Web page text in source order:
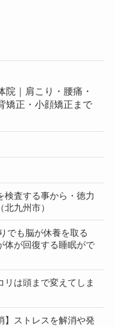
院｜肩こり・腰痛・
矯正・小顔矯正まで
検査する事から・徳力
九州市）
でも脳が休養を取る
体が回復する睡眠がで
リは頭まで変えてしま
】ストレスを解消や発